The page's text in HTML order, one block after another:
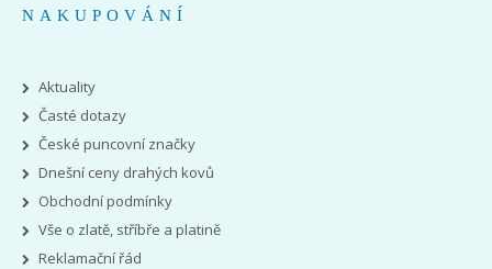
NAKUPOVÁNÍ
Aktuality
Časté dotazy
České puncovní značky
Dnešní ceny drahých kovů
Obchodní podmínky
Vše o zlatě, stříbře a platině
Reklamační řád